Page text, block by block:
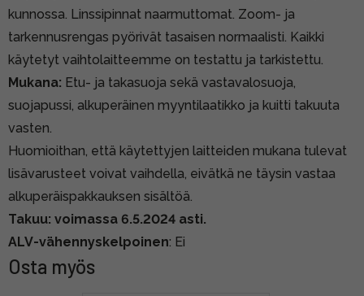
kunnossa. Linssipinnat naarmuttomat. Zoom- ja
tarkennusrengas pyörivät tasaisen normaalisti. Kaikki
käytetyt vaihtolaitteemme on testattu ja tarkistettu.
Mukana: Etu- ja takasuoja sekä vastavalosuoja,
suojapussi, alkuperäinen myyntilaatikko ja kuitti takuuta
vasten.
Huomioithan, että käytettyjen laitteiden mukana tulevat
lisävarusteet voivat vaihdella, eivätkä ne täysin vastaa
alkuperäispakkauksen sisältöä.
Takuu: voimassa 6.5.2024 asti.
ALV-vähennyskelpoinen: Ei
Osta myös